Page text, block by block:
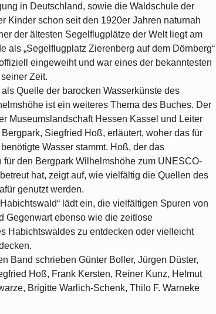
in Deutschland, sowie die Waldschule der
Kinder schon seit den 1920er Jahren naturnah
der ältesten Segelflugplätze der Welt liegt am
als „Segelflugplatz Zierenberg auf dem Dörnberg“
eingeweiht und war eines der bekanntesten
Zeit.
Quelle der barocken Wasserkünste des
ist ein weiteres Thema des Buches. Der
Museumslandschaft Hessen Kassel und Leiter
Siegfried Hoß, erläutert, woher das für
Wasser stammt. Hoß, der das
für den Bergpark Wilhelmshöhe zum UNESCO-
hat, zeigt auf, wie vielfältig die Quellen des
genutzt werden.
lädt ein, die vielfältigen Spuren von
Gegenwart ebenso wie die zeitlose
Habichtswaldes zu entdecken oder vielleicht
Band schrieben Günter Boller, Jürgen Düster,
Hoß, Frank Kersten, Reiner Kunz, Helmut
Brigitte Warlich-Schenk, Thilo F. Warneke